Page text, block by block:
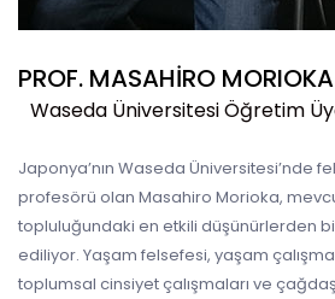
PROF. MASAHIRO MORIOKA
Waseda Üniversitesi Öğretim
Japonya’nın Waseda Üniversitesi’nde
profesörü olan Masahiro Morioka,
topluluğundaki en etkili düşünürlerden
ediliyor. Yaşam felsefesi, yaşam
toplumsal cinsiyet çalışmaları ve